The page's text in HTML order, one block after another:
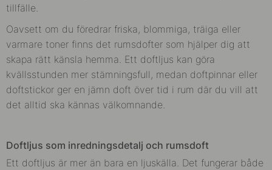
tillfälle.
Oavsett om du föredrar friska, blommiga, träiga eller
varmare toner finns det rumsdofter som hjälper dig att
skapa rätt känsla hemma. Ett doftljus kan göra
kvällsstunden mer stämningsfull, medan doftpinnar eller
doftstickor ger en jämn doft över tid i rum där du vill att
det alltid ska kännas välkomnande.
Doftljus som inredningsdetalj och rumsdoft
Ett doftljus är mer än bara en ljuskälla. Det fungerar både